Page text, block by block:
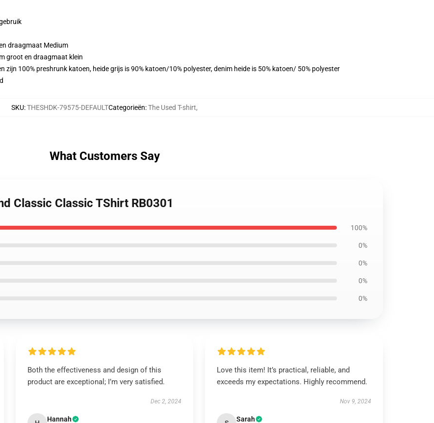
draagmaat Medium
groot en draagmaat klein
100% preshrunk katoen, heide grijs is 90% katoen/10% polyester, denim heide is 50% katoen/ 50% polyester
SKU:THESHDK-79575-DEFAULTCategorieën:The Used T-shirt,
What Customers Say
Classic Classic TShirt RB0301
100%
0%
0%
0%
0%
Both the effectiveness and design of this
product are exceptional; I’m very satisfied.
Dec 2, 2024
Hannah
Love this item! It’s practical, reliable, and
exceeds my expectations. Highly recommend.
Nov 9, 2024
Sarah